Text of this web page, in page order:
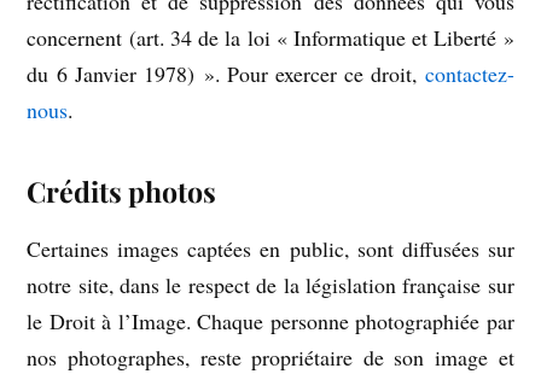
concernent (art. 34 de la loi « Informatique et Liberté »
du 6 Janvier 1978) ». Pour exercer ce droit, contactez-
nous.
Crédits photos
Certaines images captées en public, sont diffusées sur
notre site, dans le respect de la législation française sur
le Droit à l’Image. Chaque personne photographiée par
nos photographes, reste propriétaire de son image et